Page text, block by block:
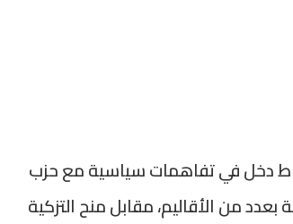
دخل في تفاهمات سياسية مع حزب
من الأقاليم، مقابل منح التزكية